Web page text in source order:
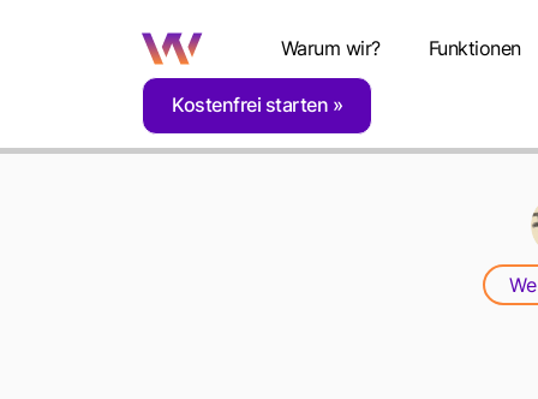
Warum wir? Funktionen
Kostenfrei starten
Home Blog Geografische Segmentierung: